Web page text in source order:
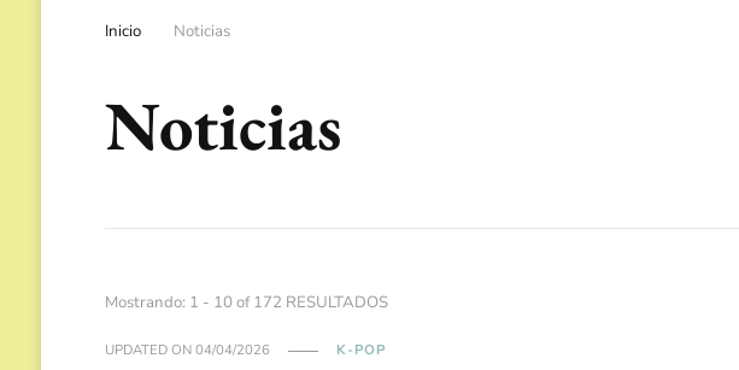
Inicio Noticias
Noticias
Mostrando: 1 - 10 of 172 RESULTADOS
UPDATED ON04/04/2026 K-POP